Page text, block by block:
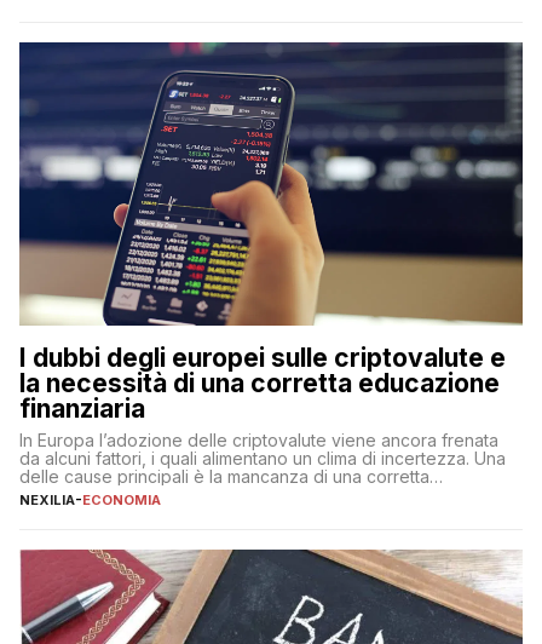
flessibilità e rendimento. Come funzionano […]
I dubbi degli europei sulle criptovalute e
la necessità di una corretta educazione
finanziaria
In Europa l’adozione delle criptovalute viene ancora frenata
da alcuni fattori, i quali alimentano un clima di incertezza. Una
delle cause principali è la mancanza di una corretta
educazione finanziaria, che impedisce ad una larga parte della
sulle criptovalute: […]
NEXILIA-ECONOMIA